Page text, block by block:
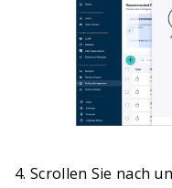
Scrollen Sie nach